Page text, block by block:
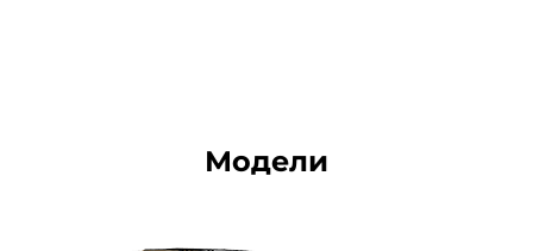
Модели